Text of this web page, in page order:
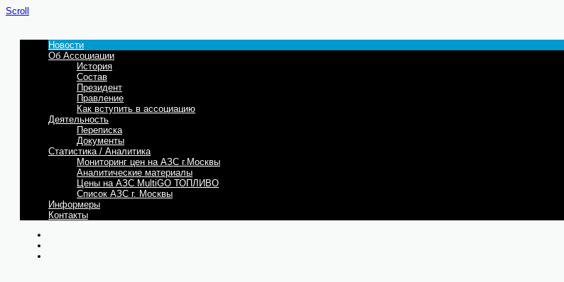
Scroll
Новости
Об Ассоциации
История
Состав
Президент
Правление
Как вступить в ассоциацию
Деятельность
Переписка
Документы
Статистика / Аналитика
Мониторинг цен на АЗС г.Москвы
Аналитические материалы
Цены на АЗС MultiGO ТОПЛИВО
Список АЗС г. Москвы
Информеры
Контакты